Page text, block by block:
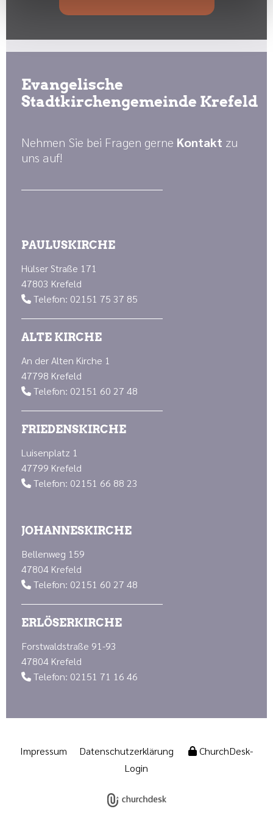
Evangelische
Stadtkirchengemeinde Krefeld
Nehmen Sie bei Fragen gerne Kontakt zu
uns auf!
PAULUSKIRCHE
Hülser Straße 171
47803 Krefeld
 Telefon: 02151 75 37 85
ALTE KIRCHE
An der Alten Kirche 1
47798 Krefeld
 Telefon: 02151 60 27 48
FRIEDENSKIRCHE
Luisenplatz 1
47799 Krefeld
 Telefon: 02151 66 88 23
JOHANNESKIRCHE
Bellenweg 159
47804 Krefeld
 Telefon: 02151 60 27 48
ERLÖSERKIRCHE
Forstwaldstraße 91-93
47804 Krefeld
 Telefon: 02151 71 16 46
Impressum Datenschutzerklärung
ChurchDesk-
Login